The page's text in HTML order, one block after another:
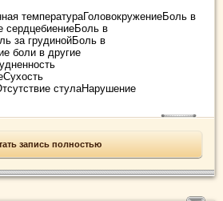
температураГоловокружениеБоль в
сердцебиениеБоль в
за грудинойБоль в
боли в другие
стулаНарушение
запись полностью